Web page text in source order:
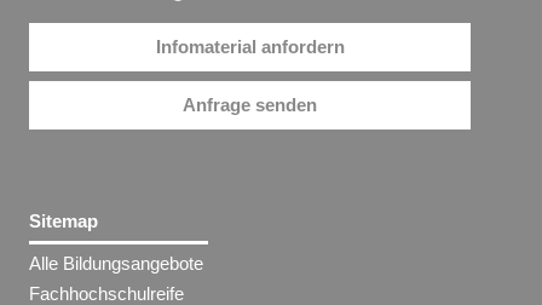
Infomaterial anfordern
Anfrage senden
Sitemap
Alle Bildungsangebote
Fachhochschulreife